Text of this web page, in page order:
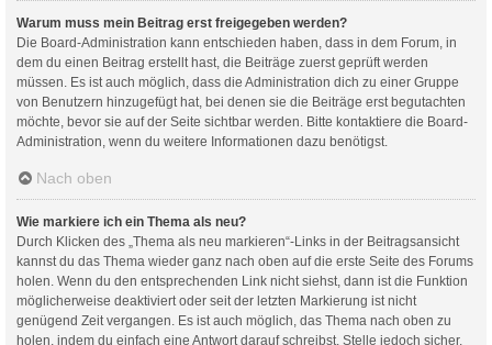
Warum muss mein Beitrag erst freigegeben werden?
Die Board-Administration kann entschieden haben, dass in dem Forum, in
dem du einen Beitrag erstellt hast, die Beiträge zuerst geprüft werden
müssen. Es ist auch möglich, dass die Administration dich zu einer Gruppe
von Benutzern hinzugefügt hat, bei denen sie die Beiträge erst begutachten
möchte, bevor sie auf der Seite sichtbar werden. Bitte kontaktiere die Board-
Administration, wenn du weitere Informationen dazu benötigst.
Nach oben
Wie markiere ich ein Thema als neu?
Durch Klicken des „Thema als neu markieren“-Links in der Beitragsansicht
kannst du das Thema wieder ganz nach oben auf die erste Seite des Forums
holen. Wenn du den entsprechenden Link nicht siehst, dann ist die Funktion
möglicherweise deaktiviert oder seit der letzten Markierung ist nicht
genügend Zeit vergangen. Es ist auch möglich, das Thema nach oben zu
holen, indem du einfach eine Antwort darauf schreibst. Stelle jedoch sicher,